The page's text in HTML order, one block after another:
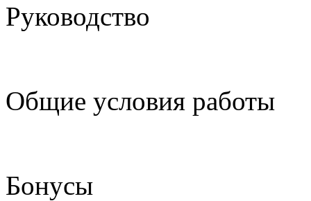
Руководство
Общие условия работы
Бонусы